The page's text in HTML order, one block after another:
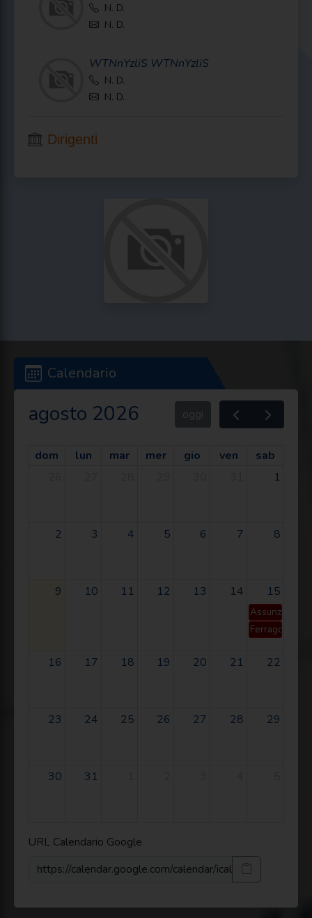
N. D.
N. D.
WTNnYzliS WTNnYzliS
N. D.
N. D.
Dirigenti
Calendario
agosto 2026 oggi
dom lun mar mer gio ven
sab
1
2 3 4 5 6 7 8
9 10 11 12 13 14 15
Assunzione
Ferragosto
16 17 18 19 20 21 22
23 24 25 26 27 28 29
30 31
URL Calendario Google
https://calendar.google.com/calendar/ical/